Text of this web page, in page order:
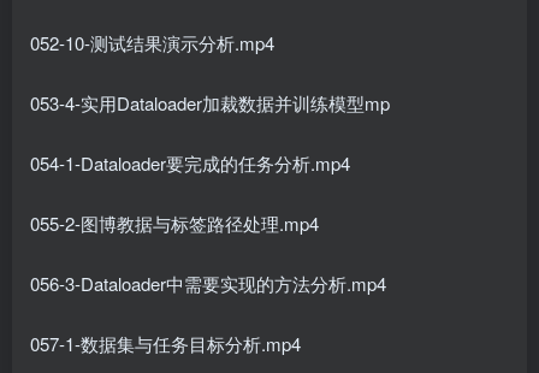
052-10-测试结果演示分析.mp4
053-4-实用Dataloader加裁数据并训练模型mp
054-1-Dataloader要完成的任务分析.mp4
055-2-图博教据与标签路径处理.mp4
056-3-Dataloader中需要实现的方法分析.mp4
057-1-数据集与任务目标分析.mp4